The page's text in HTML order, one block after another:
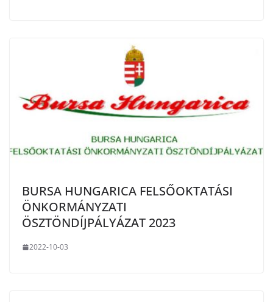
BURSA HUNGARICA FELSŐOKTATÁSI
ÖNKORMÁNYZATI
ÖSZTÖNDÍJPÁLYÁZAT 2023
2022-10-03